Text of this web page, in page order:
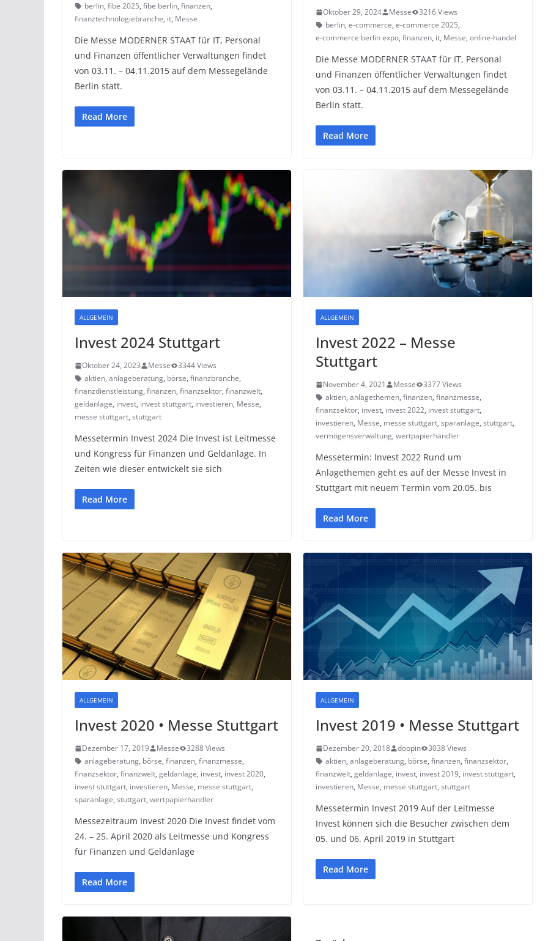
berlin, fibe 2025, fibe berlin, finanzen,
finanztechnologiebranche, it, Messe
Die Messe MODERNER STAAT für IT, Personal
und Finanzen öffentlicher Verwaltungen findet
von 03.11. – 04.11.2015 auf dem Messegelände
Berlin statt.
Read More
Oktober 29, 2024 Messe
3216 Views
berlin, e-commerce, e-commerce 2025,
e-commerce berlin expo, finanzen, it, Messe, online-handel
Die Messe MODERNER STAAT für IT, Personal
und Finanzen öffentlicher Verwaltungen findet
von 03.11. – 04.11.2015 auf dem Messegelände
Berlin statt.
Read More
ALLGEMEIN
Invest 2024 Stuttgart
Oktober 24, 2023 Messe
3344 Views
aktien, anlageberatung, börse, finanzbranche,
finanzdienstleistung, finanzen, finanzsektor, finanzwelt,
geldanlage, invest, invest stuttgart, investieren, Messe,
messe stuttgart, stuttgart
Messetermin Invest 2024 Die Invest ist Leitmesse
und Kongress für Finanzen und Geldanlage. In
Zeiten wie dieser entwickelt sie sich
Read More
ALLGEMEIN
Invest 2022 – Messe
Stuttgart
November 4, 2021 Messe
3377 Views
aktien, anlagethemen, finanzen, finanzmesse,
finanzsektor, invest, invest 2022, invest stuttgart,
investieren, Messe, messe stuttgart, sparanlage, stuttgart,
vermögensverwaltung, wertpapierhändler
Messetermin: Invest 2022 Rund um
Anlagethemen geht es auf der Messe Invest in
Stuttgart mit neuem Termin vom 20.05. bis
Read More
ALLGEMEIN
Invest 2020 • Messe Stuttgart
Dezember 17, 2019 Messe
3288 Views
anlageberatung, börse, finanzen, finanzmesse,
finanzsektor, finanzwelt, geldanlage, invest, invest 2020,
invest stuttgart, investieren, Messe, messe stuttgart,
sparanlage, stuttgart, wertpapierhändler
Messezeitraum Invest 2020 Die Invest findet vom
24. – 25. April 2020 als Leitmesse und Kongress
für Finanzen und Geldanlage
Read More
ALLGEMEIN
Invest 2019 • Messe Stuttgart
Dezember 20, 2018 doopin
3038 Views
aktien, anlageberatung, börse, finanzen, finanzsektor,
finanzwelt, geldanlage, invest, invest 2019, invest stuttgart,
investieren, Messe, messe stuttgart, stuttgart
Messetermin Invest 2019 Auf der Leitmesse
Invest können sich die Besucher zwischen dem
05. und 06. April 2019 in Stuttgart
Read More